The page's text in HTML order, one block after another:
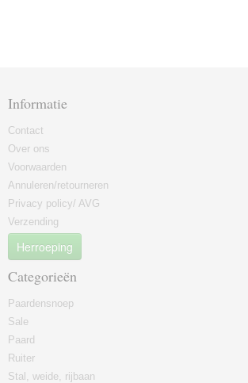
Informatie
Contact
Over ons
Voorwaarden
Annuleren/retourneren
Privacy policy/ AVG
Verzending
Herroeping
Categorieën
Paardensnoep
Sale
Paard
Ruiter
Stal, weide, rijbaan